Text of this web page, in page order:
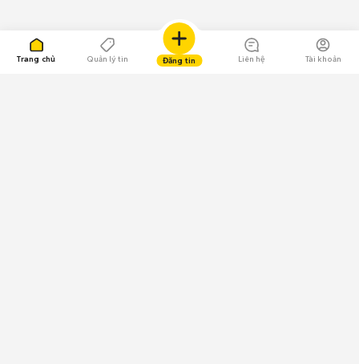
Trang chủ Quản lý tin Đăng tin Liên hệ Tài khoản